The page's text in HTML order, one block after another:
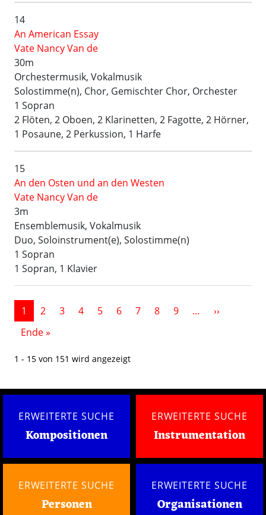
14
An American Essay
Vate Nancy Van de
30m
Orchestermusik, Vokalmusik
Solostimme(n), Chor, Gemischter Chor, Orchester
1 Sopran
2 Flöten, 2 Oboen, 2 Klarinetten, 2 Fagotte, 2 Hörner,
1 Posaune, 2 Perkussion, 1 Harfe
15
An den Osten und an den Westen
Vate Nancy Van de
3m
Ensemblemusik, Vokalmusik
Duo, Soloinstrument(e), Solostimme(n)
1 Sopran
1 Sopran, 1 Klavier
Seitennummerierung
1 2 3 4 5 6 7 8 9 … ››
Ende »
1 - 15 von 151 wird angezeigt
ERWEITERTE SUCHE
Kompositionen
ERWEITERTE SUCHE
Instrumentation
ERWEITERTE SUCHE
Personen
ERWEITERTE SUCHE
Organisationen